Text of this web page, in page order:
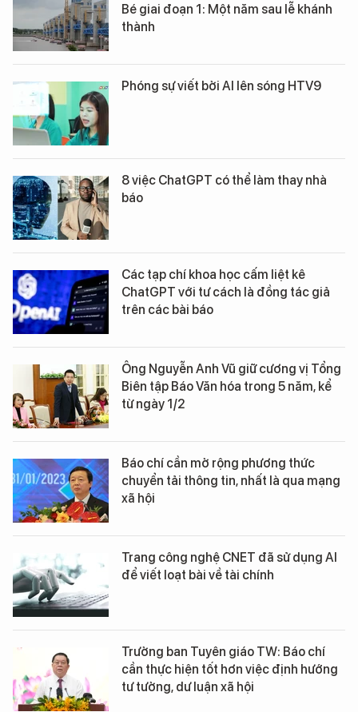
Bé giai đoạn 1: Một năm sau lễ khánh
thành
Phóng sự viết bởi AI lên sóng HTV9
8 việc ChatGPT có thể làm thay nhà
báo
Các tạp chí khoa học cấm liệt kê
ChatGPT với tư cách là đồng tác giả
trên các bài báo
Ông Nguyễn Anh Vũ giữ cương vị Tổng
Biên tập Báo Văn hóa trong 5 năm, kể
từ ngày 1/2
Báo chí cần mở rộng phương thức
chuyển tải thông tin, nhất là qua mạng
xã hội
Trang công nghệ CNET đã sử dụng AI
để viết loạt bài về tài chính
Trưởng ban Tuyên giáo TW: Báo chí
cần thực hiện tốt hơn việc định hướng
tư tưởng, dư luận xã hội